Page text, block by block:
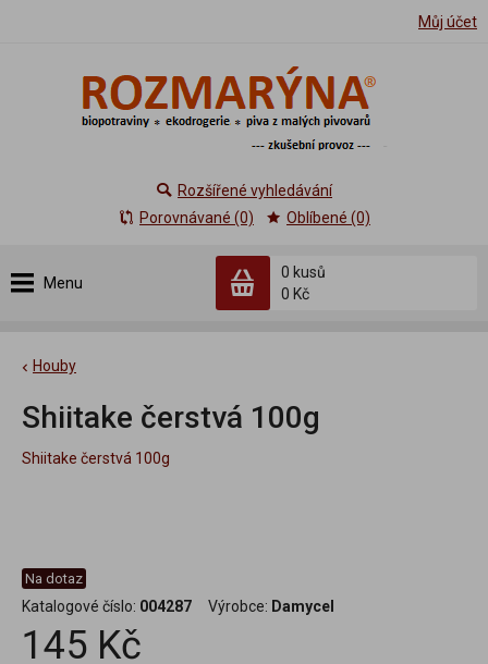
Můj účet
Menu
0 kusů
0 Kč
Rozšířené vyhledávání
Porovnávané (0)
Oblíbené (0)
Houby
Shiitake čerstvá 100g
Shiitake čerstvá 100g
Na dotaz
Katalogové číslo: 004287 Výrobce: Damycel
145 Kč